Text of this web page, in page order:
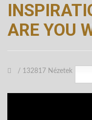
ARE YOU
/ 132817 Nézetek